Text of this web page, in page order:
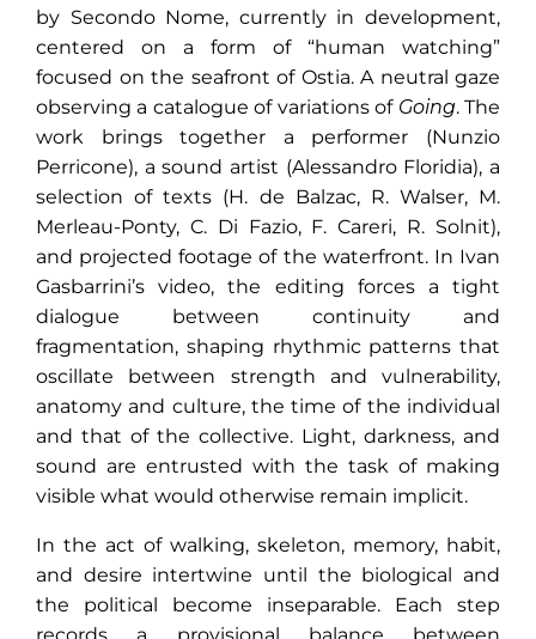
by Secondo Nome, currently in development,
centered on a form of “human watching”
focused on the seafront of Ostia. A neutral gaze
observing a catalogue of variations of Going. The
work brings together a performer (Nunzio
Perricone), a sound artist (Alessandro Floridia), a
selection of texts (H. de Balzac, R. Walser, M.
Merleau-Ponty, C. Di Fazio, F. Careri, R. Solnit),
and projected footage of the waterfront. In Ivan
Gasbarrini’s video, the editing forces a tight
dialogue between continuity and
fragmentation, shaping rhythmic patterns that
oscillate between strength and vulnerability,
anatomy and culture, the time of the individual
and that of the collective. Light, darkness, and
sound are entrusted with the task of making
visible what would otherwise remain implicit.
In the act of walking, skeleton, memory, habit,
and desire intertwine until the biological and
the political become inseparable. Each step